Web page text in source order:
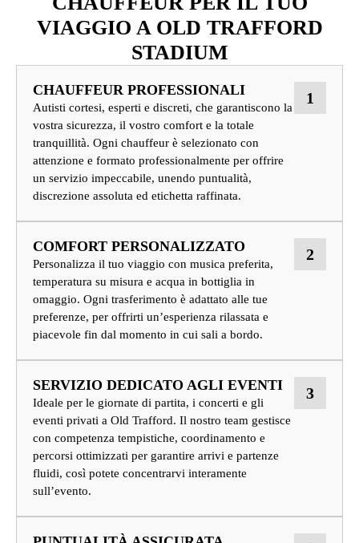
VIAGGIO A OLD TRAFFORD
STADIUM
CHAUFFEUR PROFESSIONALI
Autisti cortesi, esperti e discreti, che garantiscono la
vostra sicurezza, il vostro comfort e la totale
tranquillità. Ogni chauffeur è selezionato con
attenzione e formato professionalmente per offrire
un servizio impeccabile, unendo puntualità,
discrezione assoluta ed etichetta raffinata.
1
COMFORT PERSONALIZZATO
Personalizza il tuo viaggio con musica preferita,
temperatura su misura e acqua in bottiglia in
omaggio. Ogni trasferimento è adattato alle tue
preferenze, per offrirti un’esperienza rilassata e
piacevole fin dal momento in cui sali a bordo.
2
SERVIZIO DEDICATO AGLI EVENTI
Ideale per le giornate di partita, i concerti e gli
eventi privati a Old Trafford. Il nostro team gestisce
con competenza tempistiche, coordinamento e
percorsi ottimizzati per garantire arrivi e partenze
fluidi, così potete concentrarvi interamente
sull’evento.
3